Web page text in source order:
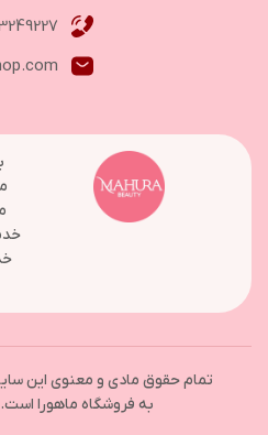
تمام حقوق مادی و معنوی این
به فروشگاه ماهورا است.